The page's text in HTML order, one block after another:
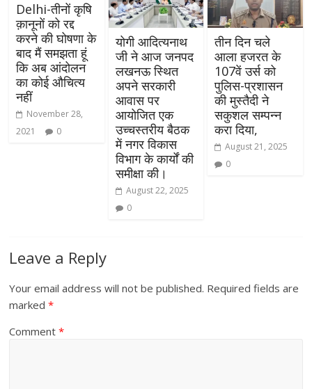
Delhi-तीनों कृषि
क़ानूनों को रद्द
करने की घोषणा के
बाद मैं समझता हूं
कि अब आंदोलन
का कोई औचित्य
नहीं
November 28,
2021
0
योगी आदित्यनाथ
जी ने आज जनपद
लखनऊ स्थित
अपने सरकारी
आवास पर
आयोजित एक
उच्चस्तरीय बैठक
में नगर विकास
विभाग के कार्यों की
समीक्षा की।
August 22, 2025
0
तीन दिन चले
आला हजरत के
107वें उर्स को
पुलिस-प्रशासन
की मुस्तैदी ने
सकुशल सम्पन्न
करा दिया,
August 21, 2025
0
Leave a Reply
Your email address will not be published. Required fields are
marked*
Comment*